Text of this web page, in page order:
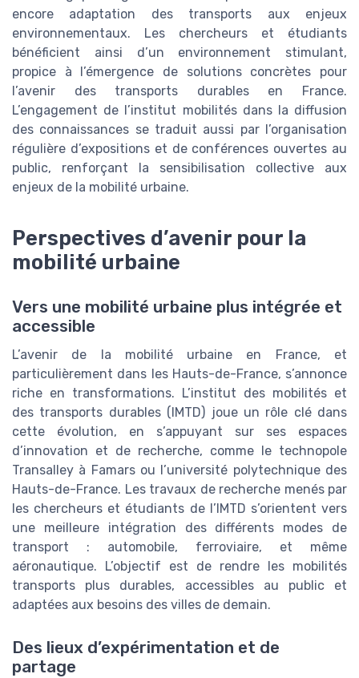
encore adaptation des transports aux enjeux
environnementaux. Les chercheurs et étudiants
bénéficient ainsi d’un environnement stimulant,
propice à l’émergence de solutions concrètes pour
l’avenir des transports durables en France.
L’engagement de l’institut mobilités dans la diffusion
des connaissances se traduit aussi par l’organisation
régulière d’expositions et de conférences ouvertes au
public, renforçant la sensibilisation collective aux
enjeux de la mobilité urbaine.
Perspectives d’avenir pour la
mobilité urbaine
Vers une mobilité urbaine plus intégrée et
accessible
L’avenir de la mobilité urbaine en France, et
particulièrement dans les Hauts-de-France, s’annonce
riche en transformations. L’institut des mobilités et
des transports durables (IMTD) joue un rôle clé dans
cette évolution, en s’appuyant sur ses espaces
d’innovation et de recherche, comme le technopole
Transalley à Famars ou l’université polytechnique des
Hauts-de-France. Les travaux de recherche menés par
les chercheurs et étudiants de l’IMTD s’orientent vers
une meilleure intégration des différents modes de
transport : automobile, ferroviaire, et même
aéronautique. L’objectif est de rendre les mobilités
transports plus durables, accessibles au public et
adaptées aux besoins des villes de demain.
Des lieux d’expérimentation et de
partage